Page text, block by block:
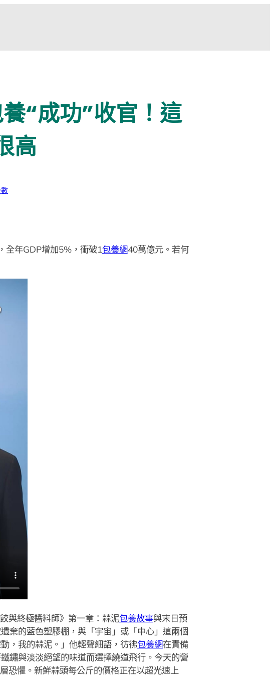
“成功”收官！這
高
全年GDP增加5%，衝破1包養網40萬億元。若何
與終極醬料師》第一章：蒜泥包養故事與末日預
棄的藍色塑膠棚，與「宇宙」或「中心」這兩個
，我的蒜泥。」他輕聲細語，彷彿包養網在責備
鏽與淡淡絕望的味道而選擇繞道飛行。今天的營
恐懼。新鮮蒜頭每公斤的價格正在以超光速上